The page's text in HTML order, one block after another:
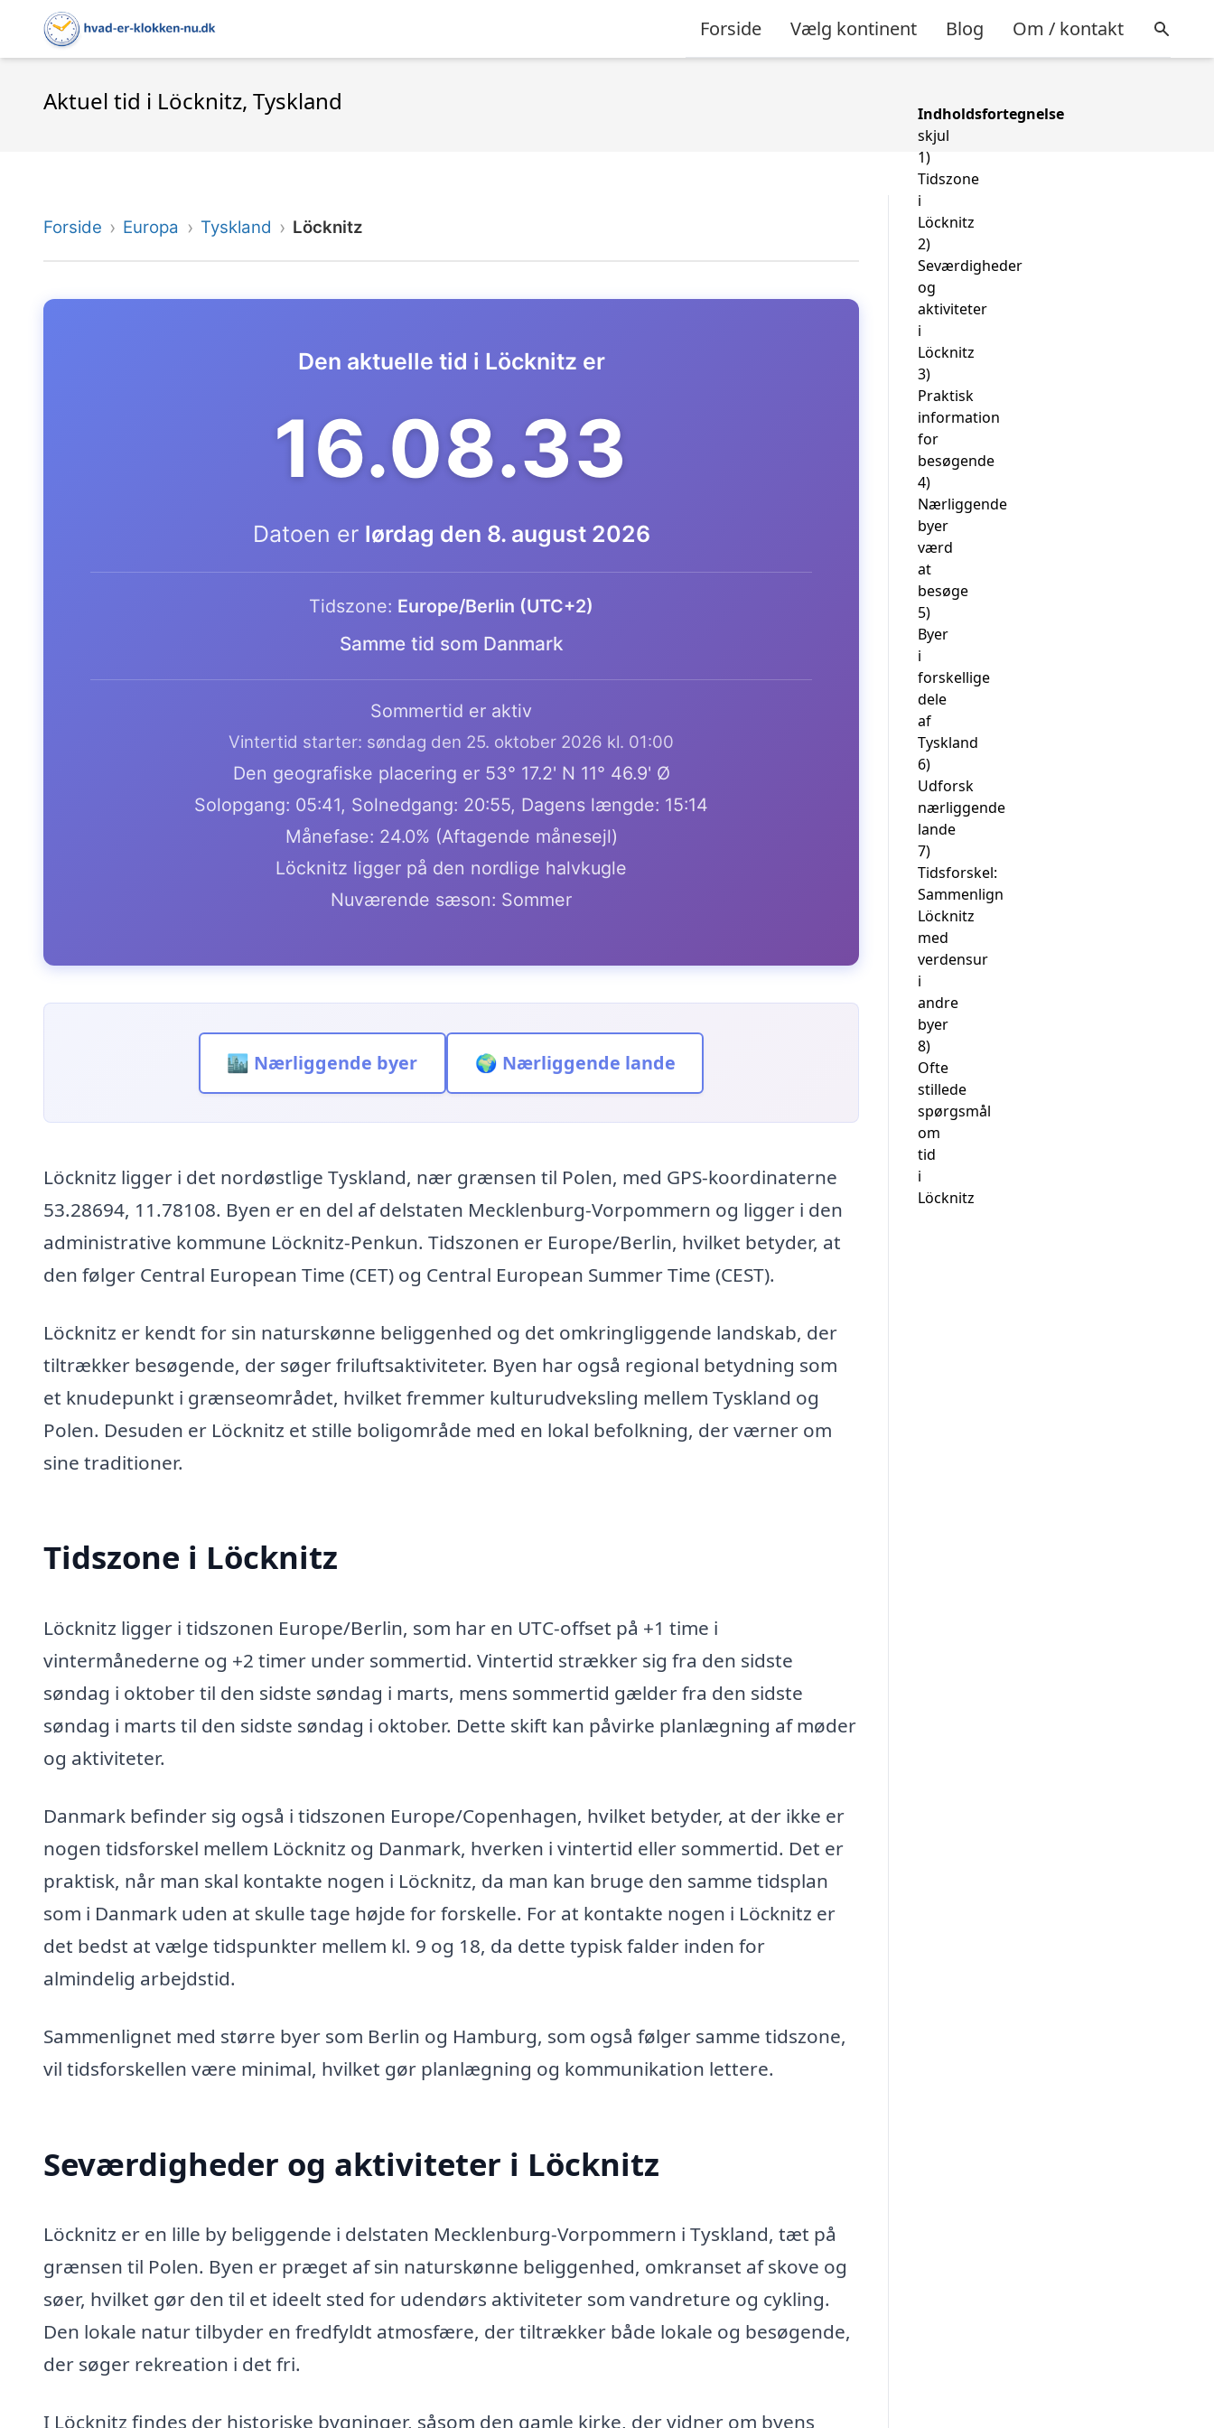
Forside Vælg kontinent Blog Om / kontakt
Aktuel tid i Löcknitz, Tyskland
Forside Europa Tyskland Löcknitz
Den aktuelle tid i Löcknitz er
16.08.34
Datoen er lørdag den 8. august 2026
Tidszone: Europe/Berlin (UTC+2)
Samme tid som Danmark
Sommertid er aktiv
Vintertid starter: søndag den 25. oktober 2026 kl. 01:00
Den geografiske placering er 53° 17.2' N 11° 46.9' Ø
Solopgang: 05:41, Solnedgang: 20:55, Dagens længde: 15:14
Månefase: 24.0% (Aftagende månesejl)
Löcknitz ligger på den nordlige halvkugle
Nuværende sæson: Sommer
🏙️ Nærliggende byer 🌍 Nærliggende lande
Löcknitz ligger i det nordøstlige Tyskland, nær grænsen til Polen, med GPS-koordinaterne
53.28694, 11.78108. Byen er en del af delstaten Mecklenburg-Vorpommern og ligger i den
administrative kommune Löcknitz-Penkun. Tidszonen er Europe/Berlin, hvilket betyder, at
den følger Central European Time (CET) og Central European Summer Time (CEST).
Löcknitz er kendt for sin naturskønne beliggenhed og det omkringliggende landskab, der
tiltrækker besøgende, der søger friluftsaktiviteter. Byen har også regional betydning som
et knudepunkt i grænseområdet, hvilket fremmer kulturudveksling mellem Tyskland og
Polen. Desuden er Löcknitz et stille boligområde med en lokal befolkning, der værner om
sine traditioner.
Tidszone i Löcknitz
Löcknitz ligger i tidszonen Europe/Berlin, som har en UTC-offset på +1 time i
vintermånederne og +2 timer under sommertid. Vintertid strækker sig fra den sidste
søndag i oktober til den sidste søndag i marts, mens sommertid gælder fra den sidste
søndag i marts til den sidste søndag i oktober. Dette skift kan påvirke planlægning af møder
og aktiviteter.
Danmark befinder sig også i tidszonen Europe/Copenhagen, hvilket betyder, at der ikke er
nogen tidsforskel mellem Löcknitz og Danmark, hverken i vintertid eller sommertid. Det er
praktisk, når man skal kontakte nogen i Löcknitz, da man kan bruge den samme tidsplan
som i Danmark uden at skulle tage højde for forskelle. For at kontakte nogen i Löcknitz er
det bedst at vælge tidspunkter mellem kl. 9 og 18, da dette typisk falder inden for
almindelig arbejdstid.
Sammenlignet med større byer som Berlin og Hamburg, som også følger samme tidszone,
vil tidsforskellen være minimal, hvilket gør planlægning og kommunikation lettere.
Seværdigheder og aktiviteter i Löcknitz
Löcknitz er en lille by beliggende i delstaten Mecklenburg-Vorpommern i Tyskland, tæt på
grænsen til Polen. Byen er præget af sin naturskønne beliggenhed, omkranset af skove og
søer, hvilket gør den til et ideelt sted for udendørs aktiviteter som vandreture og cykling.
Den lokale natur tilbyder en fredfyldt atmosfære, der tiltrækker både lokale og besøgende,
der søger rekreation i det fri.
I Löcknitz findes der historiske bygninger, såsom den gamle kirke, der vidner om byens
Indholdsfortegnelse
skjul
1)
Tidszone
i
Löcknitz
2)
Seværdigheder
og
aktiviteter
i
Löcknitz
3)
Praktisk
information
for
besøgende
4)
Nærliggende
byer
værd
at
besøge
5)
Byer
i
forskellige
dele
af
Tyskland
6)
Udforsk
nærliggende
lande
7)
Tidsforskel:
Sammenlign
Löcknitz
med
verdensur
i
andre
byer
8)
Ofte
stillede
spørgsmål
om
tid
i
Löcknitz